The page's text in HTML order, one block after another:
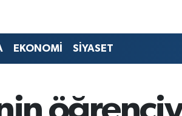
EKONOMİ SİYASET